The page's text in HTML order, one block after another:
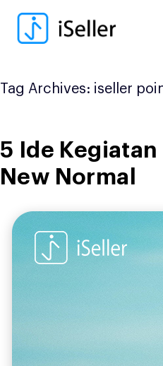
content
Tag Archives: iseller
5 Ide Kegiatan
New Normal